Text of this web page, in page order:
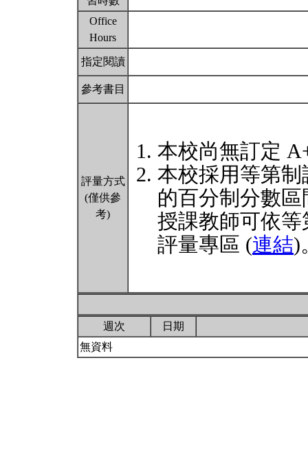
Office
Hours
指定閱讀
參考書目
評量方式
(僅供參
考)
本校尚無訂定
本校採用等第
的百分制分數
授課教師可依
評量專區 (連結)
週次
日期
無資料